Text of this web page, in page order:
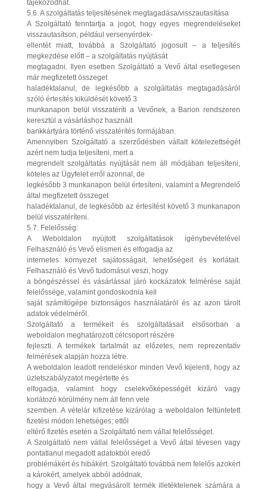
tájékozódhat.
5.6. A szolgáltatás teljesítésének megtagadása/visszautasítása
A Szolgáltató fenntartja a jogot, hogy egyes megrendeléseket
visszautasítson, például versenyérdek-
ellentét miatt, továbbá a Szolgáltató jogosult – a teljesítés
megkezdése előtt – a szolgáltatás nyújtását
megtagadni. Ilyen esetben Szolgáltató a Vevő által esetlegesen
már megfizetett összeget
haladéktalanul, de legkésőbb a szolgáltatás megtagadásáról
szóló értesítés kiküldését követő 3
munkanapon belül visszatéríti a Vevőnek, a Barion rendszeren
keresztül a vásárláshoz használt
bankkártyára történő visszatérítés formájában.
Amennyiben Szolgáltató a szerződésben vállalt kötelezettségét
azért nem tudja teljesíteni, mert a
megrendelt szolgáltatás nyújtását nem áll módjában teljesíteni,
köteles az Ügyfelet erről azonnal, de
legkésőbb 3 munkanapon belül értesíteni, valamint a Megrendelő
által megfizetett összeget
haladéktalanul, de legkésőbb az értesítést követő 3 munkanapon
belül visszatéríteni.
5.7. Felelősség:
A Weboldalon nyújtott szolgáltatások igénybevételével
Felhasználó és Vevő elismeri és elfogadja az
internetes környezet sajátosságait, lehetőségeit és korlátait.
Felhasználó és Vevő tudomásul veszi, hogy
a böngészéssel és vásárlással járó kockázatok felmérése saját
felelőssége, valamint gondoskodnia kell
saját számítógépe biztonságos használatáról és az azon tárolt
adatok védelméről.
Szolgáltató a termékeit és szolgáltatásait elsősorban a
weboldalon meghatározott célcsoport részére
fejleszti. A termékek tartalmát az előzetes, nem reprezentatív
felmérések alapján hozza létre.
A weboldalon leadott rendeléskor minden Vevő kijelenti, hogy az
üzletszabályzatot megértette és
elfogadja, valamint hogy cselekvőképességét kizáró vagy
korlátozó körülmény nem áll fenn vele
szemben. A vételár kifizetése kizárólag a weboldalon feltüntetett
fizetési módon lehetséges; ettől
eltérő fizetés esetén a Szolgáltató nem vállal felelősséget.
A Szolgáltató nem vállal felelősséget a Vevő által tévesen vagy
pontatlanul megadott adatokból eredő
problémákért és hibákért. Szolgáltató továbbá nem felelős azokért
a károkért, amelyek abból adódnak,
hogy a Vevő által megvásárolt termék illetéktelenek számára a